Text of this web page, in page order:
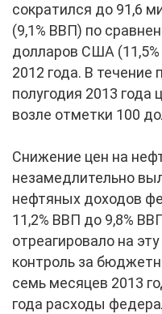
сократился до 91,6
(9,1% ВВП) по
долларов США
2012 года. В течение
полугодия 2013 года
возле отметки 100
Снижение цен на
незамедлительно
нефтяных доходов
11,2% ВВП до 9,8%
отреагировало на
контроль за
семь месяцев 2013
года расходы